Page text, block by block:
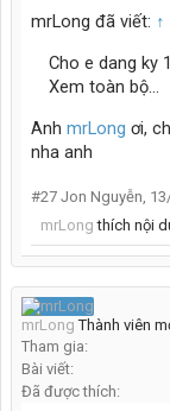
mrLong đã viết: ↑
Cho e dang ky
Xem toàn bộ...
Anh mrLong ơi,
nha anh
#27 Jon Nguyễn
mrLong thích nội
mrLong Thành viên
Tham gia:
Bài viết:
Đã được thích: